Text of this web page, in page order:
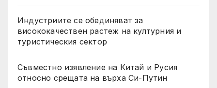
Индустриите се обединяват за
висококачествен растеж на културния и
туристическия сектор
Съвместно изявление на Китай и Русия
относно срещата на върха Си-Путин